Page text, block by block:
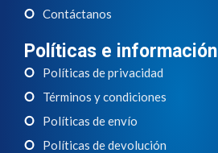
Contáctanos
Políticas e información
Políticas de privacidad
Términos y condiciones
Políticas de envío
Políticas de devolución